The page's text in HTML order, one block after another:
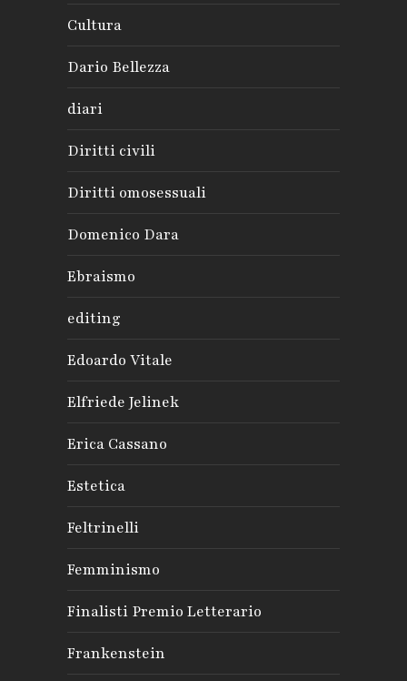
Cultura
Dario Bellezza
diari
Diritti civili
Diritti omosessuali
Domenico Dara
Ebraismo
editing
Edoardo Vitale
Elfriede Jelinek
Erica Cassano
Estetica
Feltrinelli
Femminismo
Finalisti Premio Letterario
Frankenstein